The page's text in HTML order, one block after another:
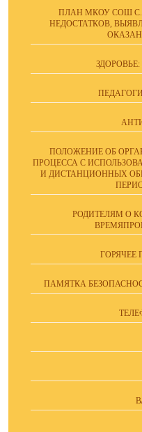
ПЛАН МКОУ СОШ
НЕДОСТАТКОВ,
ПОЛОЖЕНИЕ ОБ
ПРОЦЕССА С
И ДИСТАНЦИОННЫХ
РОДИТЕЛЯМ О
ГОРЯЧЕЕ
ПАМЯТКА